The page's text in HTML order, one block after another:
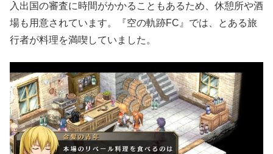
入出国の審査に時間がかかることもあるため、休憩所や酒
場も用意されています。『空の軌跡FC』では、とある旅
行者が料理を満喫していました。